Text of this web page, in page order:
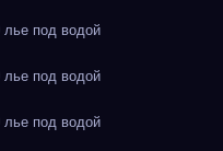
под водой
под водой
под водой